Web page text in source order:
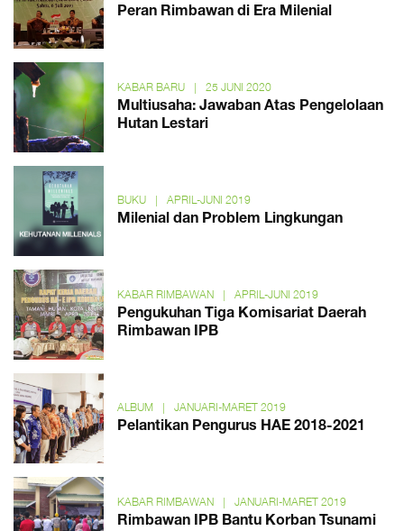
Peran Rimbawan di Era Milenial
KABAR BARU | 25 JUNI 2020
Multiusaha: Jawaban Atas Pengelolaan
Hutan Lestari
BUKU | APRIL-JUNI 2019
Milenial dan Problem Lingkungan
KABAR RIMBAWAN | APRIL-JUNI 2019
Pengukuhan Tiga Komisariat Daerah
Rimbawan IPB
ALBUM | JANUARI-MARET 2019
Pelantikan Pengurus HAE 2018-2021
KABAR RIMBAWAN | JANUARI-MARET 2019
Rimbawan IPB Bantu Korban Tsunami